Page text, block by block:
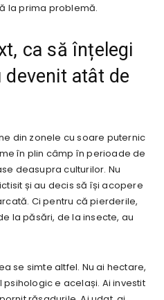
la prima problemă.
ca să înțelegi
devenit atât de
din zonele cu soare puternic
în plin câmp în perioade de
deasupra culturilor. Nu
și au decis să își acopere
Ci pentru că pierderile,
la păsări, de la insecte, au
se simte altfel. Nu ai hectare,
e același. Ai investit